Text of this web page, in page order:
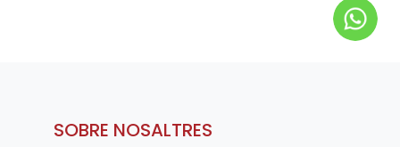
SOBRE NOSALTRES